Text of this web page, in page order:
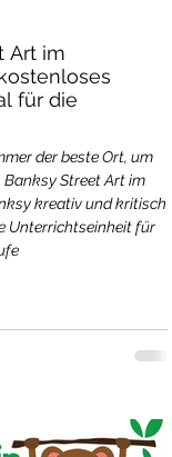
Art im
für die
der beste Ort, um
Banksy Street Art im
kreativ und kritisch
Unterrichtseinheit für